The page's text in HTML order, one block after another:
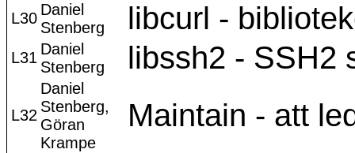
L30 Daniel
Stenberg
libcurl -
L31 Daniel
Stenberg
libssh2 - SSH2
L32
Daniel
Stenberg,
Göran
Krampe
Maintain - att